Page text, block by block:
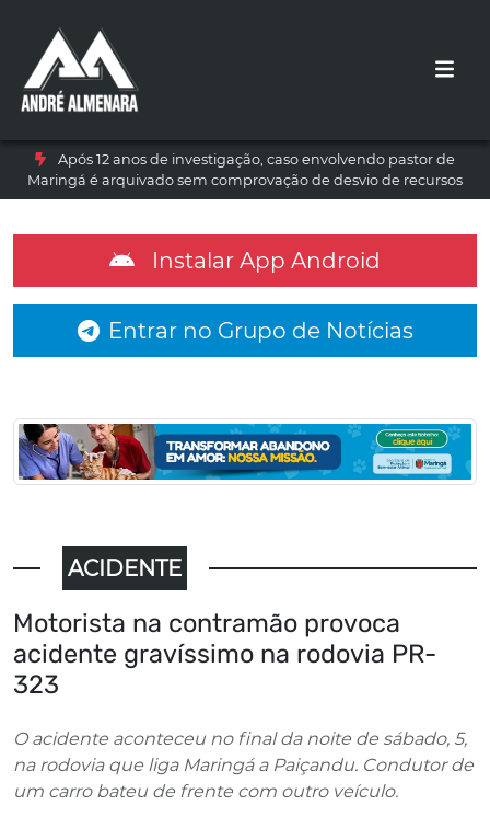
Após 12 anos de investigação, caso envolvendo pastor de
Maringá é arquivado sem comprovação de desvio de recursos
Instalar App Android
Entrar no Grupo de Notícias
ACIDENTE
Motorista na contramão provoca
acidente gravíssimo na rodovia PR-
323
O acidente aconteceu no final da noite de sábado, 5,
na rodovia que liga Maringá a Paiçandu. Condutor de
um carro bateu de frente com outro veículo.